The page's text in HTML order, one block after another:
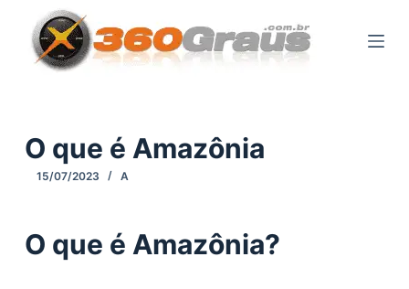
p
o
O que é Amazônia
15/07/2023 A
O que é Amazônia?